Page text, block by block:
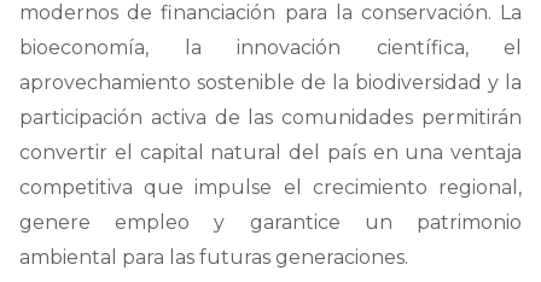
modernos de financiación para la conservación. La
bioeconomía, la innovación científica, el
aprovechamiento sostenible de la biodiversidad y la
participación activa de las comunidades permitirán
convertir el capital natural del país en una ventaja
competitiva que impulse el crecimiento regional,
genere empleo y garantice un patrimonio
ambiental para las futuras generaciones.